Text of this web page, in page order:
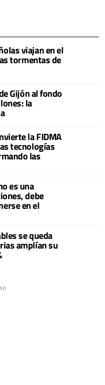
viajan en el
tormentas de
Gijón al fondo
la
la FIDMA
tecnologías
las
es una
debe
en el
se queda
amplían su